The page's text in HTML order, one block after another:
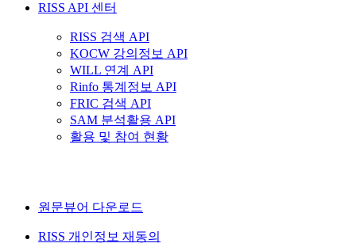
RISS API 센터
RISS 검색 API
KOCW 강의정보 API
WILL 연계 API
Rinfo 통계정보 API
FRIC 검색 API
SAM 분석활용 API
활용 및 참여 현황
원문뷰어 다운로드
RISS 개인정보 재동의